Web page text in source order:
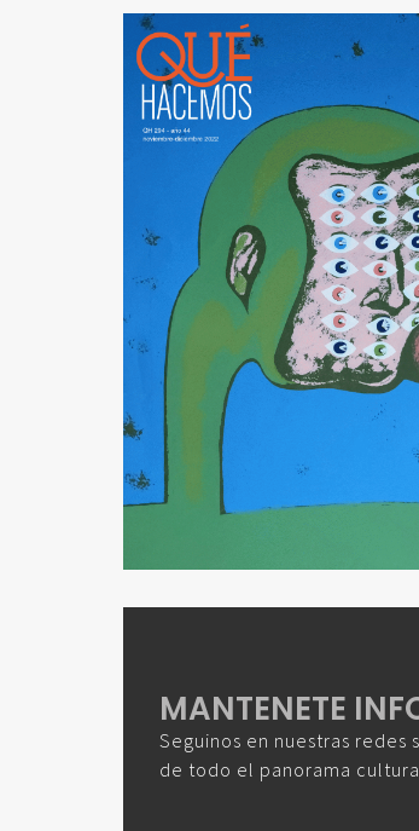
MANTENETE
Seguinos en nuestras redes
de todo el panorama